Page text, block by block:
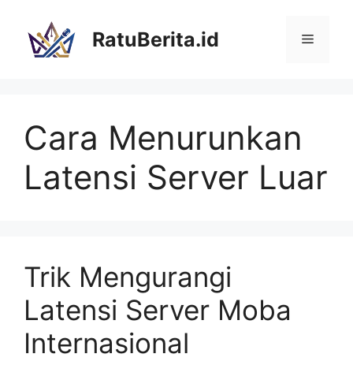
RatuBerita.id Menu
Cara Menurunkan
Latensi Server Luar
Trik Mengurangi
Latensi Server Moba
Internasional